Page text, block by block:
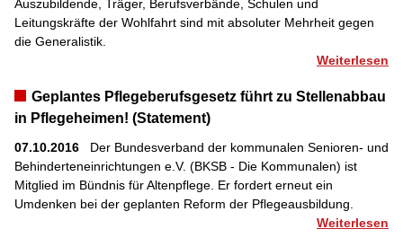
Auszubildende, Träger, Berufsverbände, Schulen und
Leitungskräfte der Wohlfahrt sind mit absoluter Mehrheit gegen
die Generalistik.
Weiterlesen
Geplantes Pflegeberufsgesetz führt zu Stellenabbau
in Pflegeheimen! (Statement)
07.10.2016 Der Bundesverband der kommunalen Senioren- und
Behinderteneinrichtungen e.V. (BKSB - Die Kommunalen) ist
Mitglied im Bündnis für Altenpflege. Er fordert erneut ein
Umdenken bei der geplanten Reform der Pflegeausbildung.
Weiterlesen